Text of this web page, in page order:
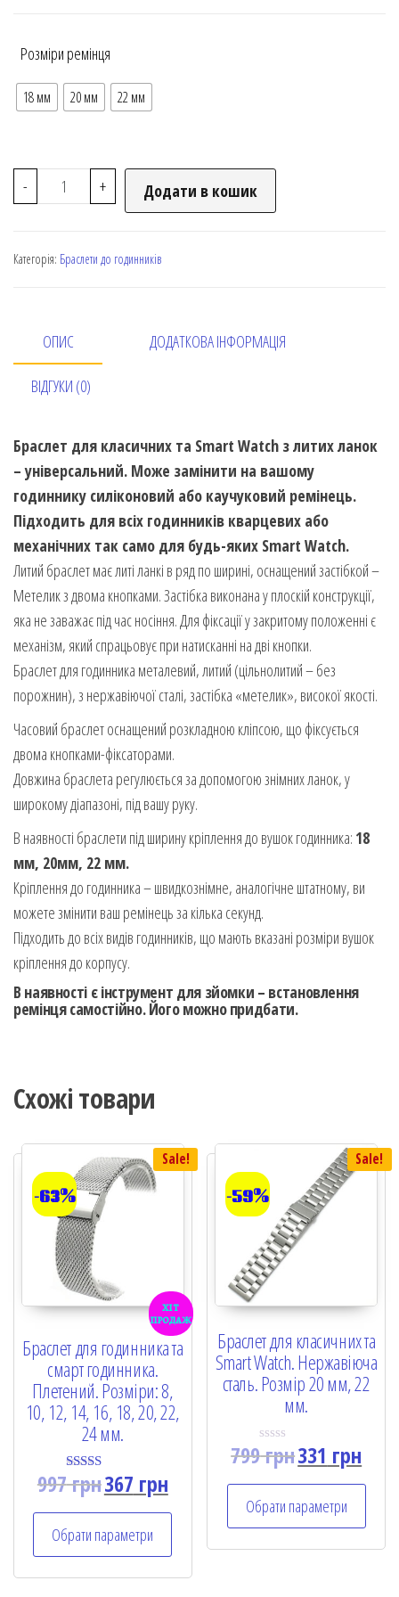
Розміри ремінця
18 мм 20 мм 22 мм
- + Додати в кошик
Категорія: Браслети до годинників
ОПИС ДОДАТКОВА ІНФОРМАЦІЯ
ВІДГУКИ (0)
Браслет для класичних та Smart Watch з литих ланок
– універсальний. Може замінити на вашому
годиннику силіконовий або каучуковий ремінець.
Підходить для всіх годинників кварцевих або
механічних так само для будь-яких Smart Watch.
Литий браслет має литі ланкі в ряд по ширині, оснащений застібкой –
Метелик з двома кнопками. Застібка виконана у плоскій конструкції,
яка не заважає під час носіння. Для фіксації у закритому положенні є
механізм, який спрацьовує при натисканні на дві кнопки.
Браслет для годинника металевий, литий (цільнолитий – без
порожнин), з нержавіючої сталі, застібка «метелик», високої якості.
Часовий браслет оснащений розкладною кліпсою, що фіксується
двома кнопками-фіксаторами.
Довжина браслета регулюється за допомогою знімних ланок, у
широкому діапазоні, під вашу руку.
В наявності браслети під ширину кріплення до вушок годинника: 18
мм, 20мм, 22 мм.
Кріплення до годинника – швидкознімне, аналогічне штатному, ви
можете змінити ваш ремінець за кілька секунд.
Підходить до всіх видів годинників, що мають вказані розміри вушок
кріплення до корпусу.
В наявності є інструмент для зйомки – встановлення
ремінця самостійно. Його можно придбати.
Схожі товари
Sale!
-63%
хіт
продаж
Браслет для годинника та
смарт годинника.
Плетений. Розміри: 8,
10, 12, 14, 16, 18, 20, 22,
24 мм.
Rated
5.00
997грн367 грн
Обрати параметри
Sale!
-59%
Браслет для класичних та
Smart Watch. Нержавіюча
сталь. Розмір 20 мм, 22
мм.
R
d
0
o
u
799грн331 грн
Обрати параметри